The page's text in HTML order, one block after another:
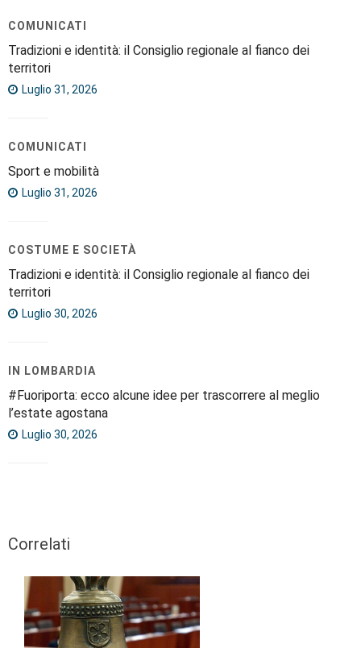
COMUNICATI
Tradizioni e identità: il Consiglio regionale al fianco dei
territori
Luglio 31, 2026
COMUNICATI
Sport e mobilità
Luglio 31, 2026
COSTUME E SOCIETÀ
Tradizioni e identità: il Consiglio regionale al fianco dei
territori
Luglio 30, 2026
IN LOMBARDIA
#Fuoriporta: ecco alcune idee per trascorrere al meglio
l’estate agostana
Luglio 30, 2026
Correlati